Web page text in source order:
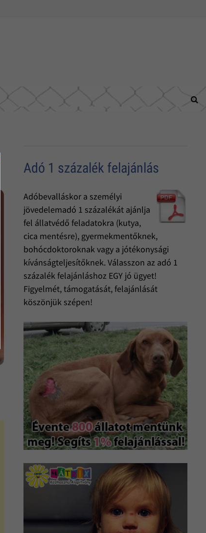
Adó 1 százalék felajánlás
Adóbevalláskor a személyi
jövedelemadó 1 százalékát ajánlja
fel állatvédő feladatokra (kutya,
cica mentésre), gyermekmentőknek,
bohócdoktoroknak vagy a jótékonysági
kívánságteljesítőknek. Válasszon az adó 1
százalék felajánláshoz EGY jó ügyet!
Figyelmét, támogatását, felajánlását
köszönjük szépen!